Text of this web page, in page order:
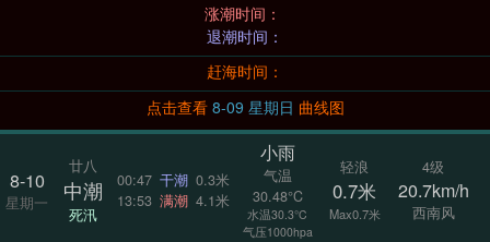
涨潮时间：
退潮时间：
赶海时间：
点击查看
8-09 星期日 曲线图
8-10
星期一
廿八
中潮
死汛
00:47 干潮 0.3米
13:53 满潮 4.1米
小雨
气温
30.48°C
水温30.3°C
气压1000hpa
轻浪
0.7米
Max0.7米
4级
20.7km/h
西南风